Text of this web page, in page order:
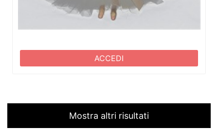
ACCEDI
Mostra altri risultati